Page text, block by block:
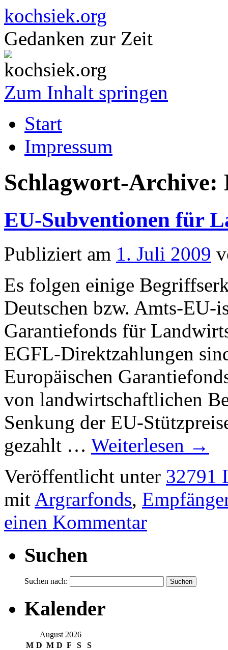
kochsiek.org
Gedanken zur Zeit
Zum Inhalt springen
Start
Impressum
Schlagwort-Archive:
EU-Subventionen für
Publiziert am 1. Juli 2009
Es folgen einige
Deutschen bzw. Amts-
Garantiefonds für
EGFL-Direktzahlungen
Europäischen
von landwirtschaftlichen
Senkung der EU-
gezahlt … Weiterlesen →
Veröffentlicht unter 32791
mit Argrarfonds,
einen Kommentar
Suchen
Suchen nach:
Kalender
August 2026
M D M D F S
S